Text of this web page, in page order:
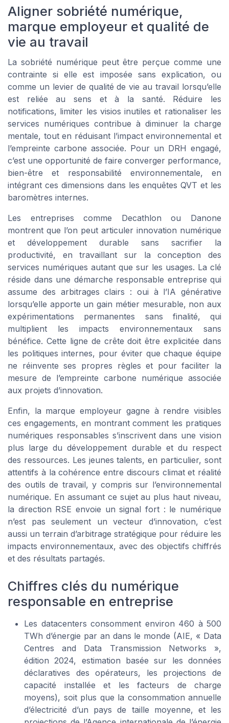
Aligner sobriété numérique,
marque employeur et qualité de
vie au travail
La sobriété numérique peut être perçue comme une
contrainte si elle est imposée sans explication, ou
comme un levier de qualité de vie au travail lorsqu’elle
est reliée au sens et à la santé. Réduire les
notifications, limiter les visios inutiles et rationaliser les
services numériques contribue à diminuer la charge
mentale, tout en réduisant l’impact environnemental et
l’empreinte carbone associée. Pour un DRH engagé,
c’est une opportunité de faire converger performance,
bien-être et responsabilité environnementale, en
intégrant ces dimensions dans les enquêtes QVT et les
baromètres internes.
Les entreprises comme Decathlon ou Danone
montrent que l’on peut articuler innovation numérique
et développement durable sans sacrifier la
productivité, en travaillant sur la conception des
services numériques autant que sur les usages. La clé
réside dans une démarche responsable entreprise qui
assume des arbitrages clairs : oui à l’IA générative
lorsqu’elle apporte un gain métier mesurable, non aux
expérimentations permanentes sans finalité, qui
multiplient les impacts environnementaux sans
bénéfice. Cette ligne de crête doit être explicitée dans
les politiques internes, pour éviter que chaque équipe
ne réinvente ses propres règles et pour faciliter la
mesure de l’empreinte carbone numérique associée
aux projets d’innovation.
Enfin, la marque employeur gagne à rendre visibles
ces engagements, en montrant comment les pratiques
numériques responsables s’inscrivent dans une vision
plus large du développement durable et du respect
des ressources. Les jeunes talents, en particulier, sont
attentifs à la cohérence entre discours climat et réalité
des outils de travail, y compris sur l’environnemental
numérique. En assumant ce sujet au plus haut niveau,
la direction RSE envoie un signal fort : le numérique
n’est pas seulement un vecteur d’innovation, c’est
aussi un terrain d’arbitrage stratégique pour réduire les
impacts environnementaux, avec des objectifs chiffrés
et des résultats partagés.
Chiffres clés du numérique
responsable en entreprise
Les datacenters consomment environ 460 à 500
TWh d’énergie par an dans le monde (AIE, « Data
Centres and Data Transmission Networks »,
édition 2024, estimation basée sur les données
déclaratives des opérateurs, les projections de
capacité installée et les facteurs de charge
moyens), soit plus que la consommation annuelle
d’électricité d’un pays de taille moyenne, et les